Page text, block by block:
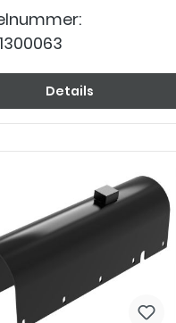
Details